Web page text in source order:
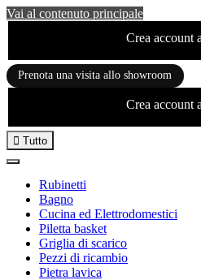
Vai al contenuto principale
Crea account
Prenota una visita allo showroom
Crea account
 Tutto
Rubinetti
Bagno
Cucina ed Elettrodomestici
Piletta basket
Griglia di scarico
Pezzi di ricambio
Pietra lavica